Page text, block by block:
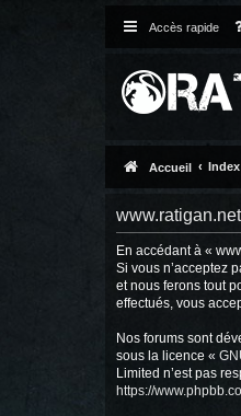
Accès rapide
Accueil
En accédant à «
Si vous n’acceptez
et nous ferons tout
effectués, vous
Nos forums sont
sous la licence «
Limited n’est pas
https://